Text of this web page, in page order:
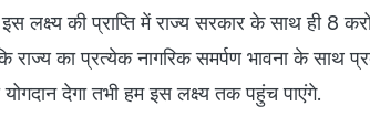
लक्ष्य की प्राप्ति में राज्य सरकार के साथ ही 8
राज्य का प्रत्येक नागरिक समर्पण भावना के साथ
देगा तभी हम इस लक्ष्य तक पहुंच पाएंगे.